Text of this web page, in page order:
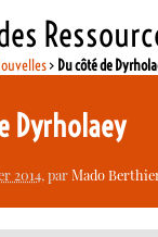
> Du côté de
Dyrholaey
2014, parMado